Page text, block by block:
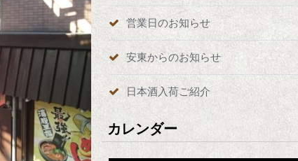
営業日のお知らせ
安東からのお知らせ
日本酒入荷ご紹介
カレンダー